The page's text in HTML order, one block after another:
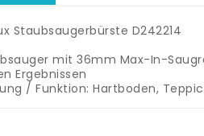
Staubsaugerbürste D242214
mit 36mm Max-In-
Ergebnissen
/ Funktion: Hartboden,